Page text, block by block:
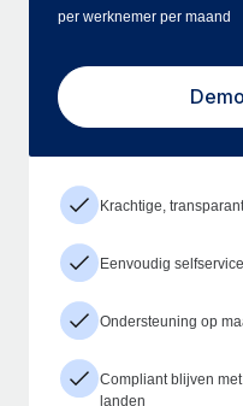
per werknemer per maand
Krachtige,
Eenvoudig
Ondersteuning op
Compliant blijven
landen